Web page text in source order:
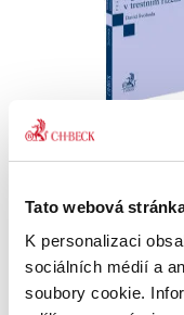
Tato webová
K personalizaci
sociálních médií a
soubory cookie.
David Svoboda
Kniha se
skutečného
právních
fondů z
řízení.